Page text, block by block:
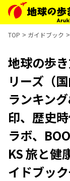
TOP ガイドブック
地球の歩
リーズ（
ランキン
印、歴史
ラボ、
KS 旅と健
イドブッ